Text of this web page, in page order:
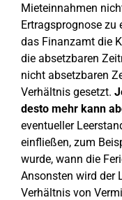
Mieteinnahmen
Ertragsprognose zu
das Finanzamt die
die absetzbaren
nicht absetzbaren
Verhältnis gesetzt.
desto mehr kann
eventueller
einfließen, zum
wurde, wann die
Ansonsten wird der
Verhältnis von